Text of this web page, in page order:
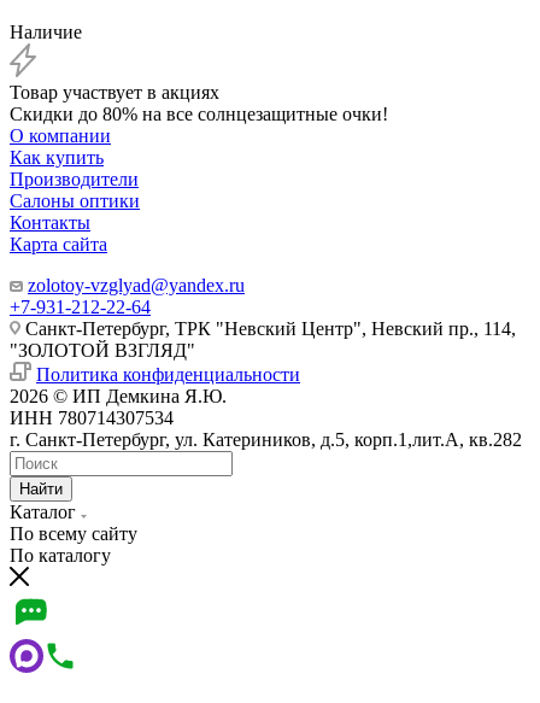
Наличие
Товар участвует в акциях
Скидки до 80% на все солнцезащитные очки!
О компании
Как купить
Производители
Салоны оптики
Контакты
Карта сайта
zolotoy-vzglyad@yandex.ru
+7-931-212-22-64
Санкт-Петербург, ТРК "Невский Центр", Невский пр., 114,
"ЗОЛОТОЙ ВЗГЛЯД"
Политика конфиденциальности
2026 © ИП Демкина Я.Ю.
ИНН 780714307534
г. Санкт-Петербург, ул. Катериников, д.5, корп.1,лит.А, кв.282
Найти
Каталог
По всему сайту
По каталогу